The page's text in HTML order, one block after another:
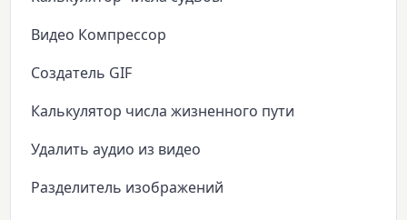
Видео Компрессор
Создатель GIF
Калькулятор числа жизненного пути
Удалить аудио из видео
Разделитель изображений